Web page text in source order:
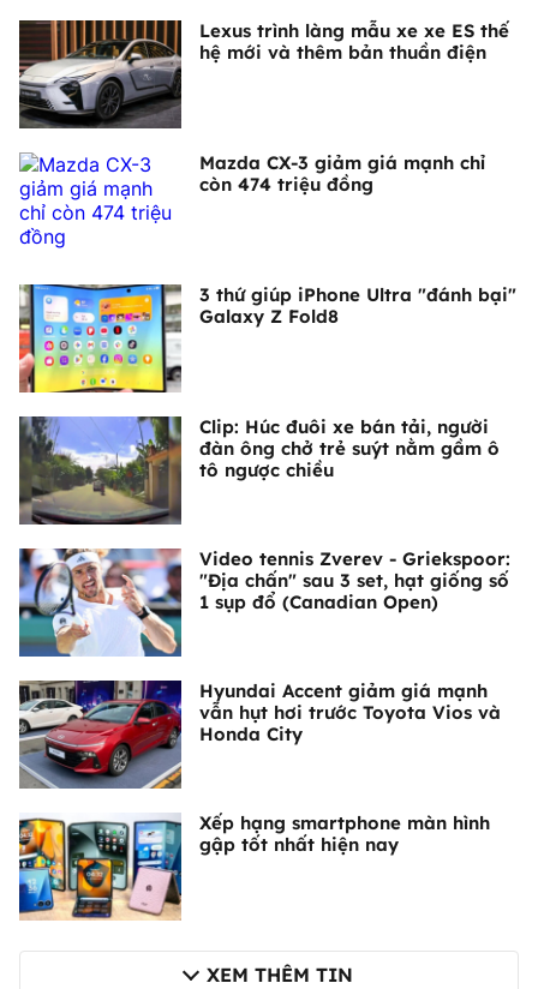
Lexus trình làng mẫu xe xe ES thế
hệ mới và thêm bản thuần điện
Mazda CX-3 giảm giá mạnh chỉ
còn 474 triệu đồng
3 thứ giúp iPhone Ultra "đánh bại"
Galaxy Z Fold8
Clip: Húc đuôi xe bán tải, người
đàn ông chở trẻ suýt nằm gầm ô
tô ngược chiều
Video tennis Zverev - Griekspoor:
"Địa chấn" sau 3 set, hạt giống số
1 sụp đổ (Canadian Open)
Hyundai Accent giảm giá mạnh
vẫn hụt hơi trước Toyota Vios và
Honda City
Xếp hạng smartphone màn hình
gập tốt nhất hiện nay
XEM THÊM TIN